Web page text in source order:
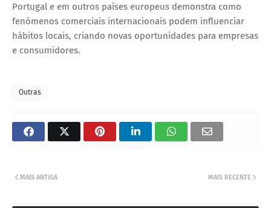
Portugal e em outros países europeus demonstra como
fenómenos comerciais internacionais podem influenciar
hábitos locais, criando novas oportunidades para empresas
e consumidores.
Outras
MAIS RECENTE
MAIS ANTIGA